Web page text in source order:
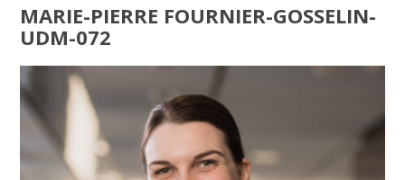
MARIE-PIERRE FOURNIER-GOSSELIN-
UDM-072